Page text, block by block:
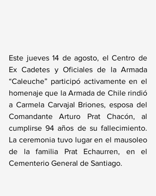
Este jueves 14 de agosto, el Centro de
Ex Cadetes y Oficiales de la Armada
“Caleuche” participó activamente en el
homenaje que la Armada de Chile rindió
a Carmela Carvajal Briones, esposa del
Comandante Arturo Prat Chacón, al
cumplirse 94 años de su fallecimiento.
La ceremonia tuvo lugar en el mausoleo
de la familia Prat Echaurren, en el
Cementerio General de Santiago.